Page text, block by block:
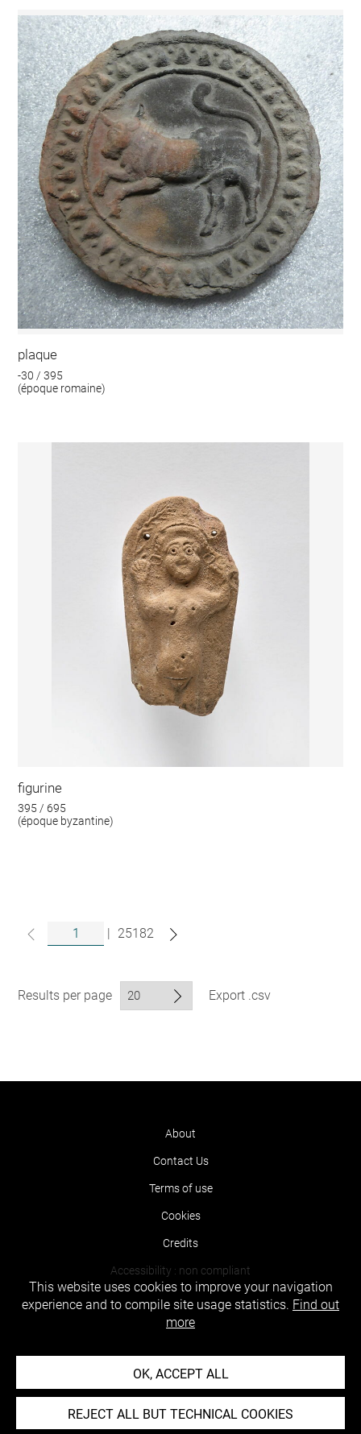
plaque
-30 / 395
(époque romaine)
figurine
395 / 695
(époque byzantine)
| 25182
Results per page Export .csv
About
Contact Us
Terms of use
Cookies
Credits
Accessibility : non compliant
This website uses cookies to improve your navigation
experience and to compile site usage statistics. Find out
more
OK, ACCEPT ALL
REJECT ALL BUT TECHNICAL COOKIES